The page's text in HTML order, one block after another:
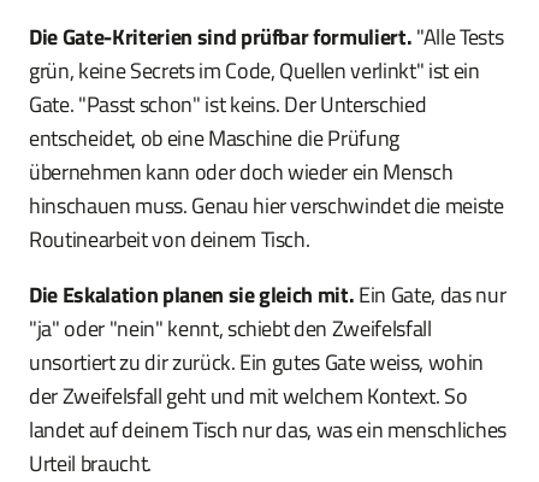
Die Gate-Kriterien sind prüfbar formuliert."Alle Tests
grün, keine Secrets im Code, Quellen verlinkt" ist ein
Gate. "Passt schon" ist keins. Der Unterschied
entscheidet, ob eine Maschine die Prüfung
übernehmen kann oder doch wieder ein Mensch
hinschauen muss. Genau hier verschwindet die meiste
Routinearbeit von deinem Tisch.
Die Eskalation planen sie gleich mit.Ein Gate, das nur
"ja" oder "nein" kennt, schiebt den Zweifelsfall
unsortiert zu dir zurück. Ein gutes Gate weiss, wohin
der Zweifelsfall geht und mit welchem Kontext. So
landet auf deinem Tisch nur das, was ein menschliches
Urteil braucht.